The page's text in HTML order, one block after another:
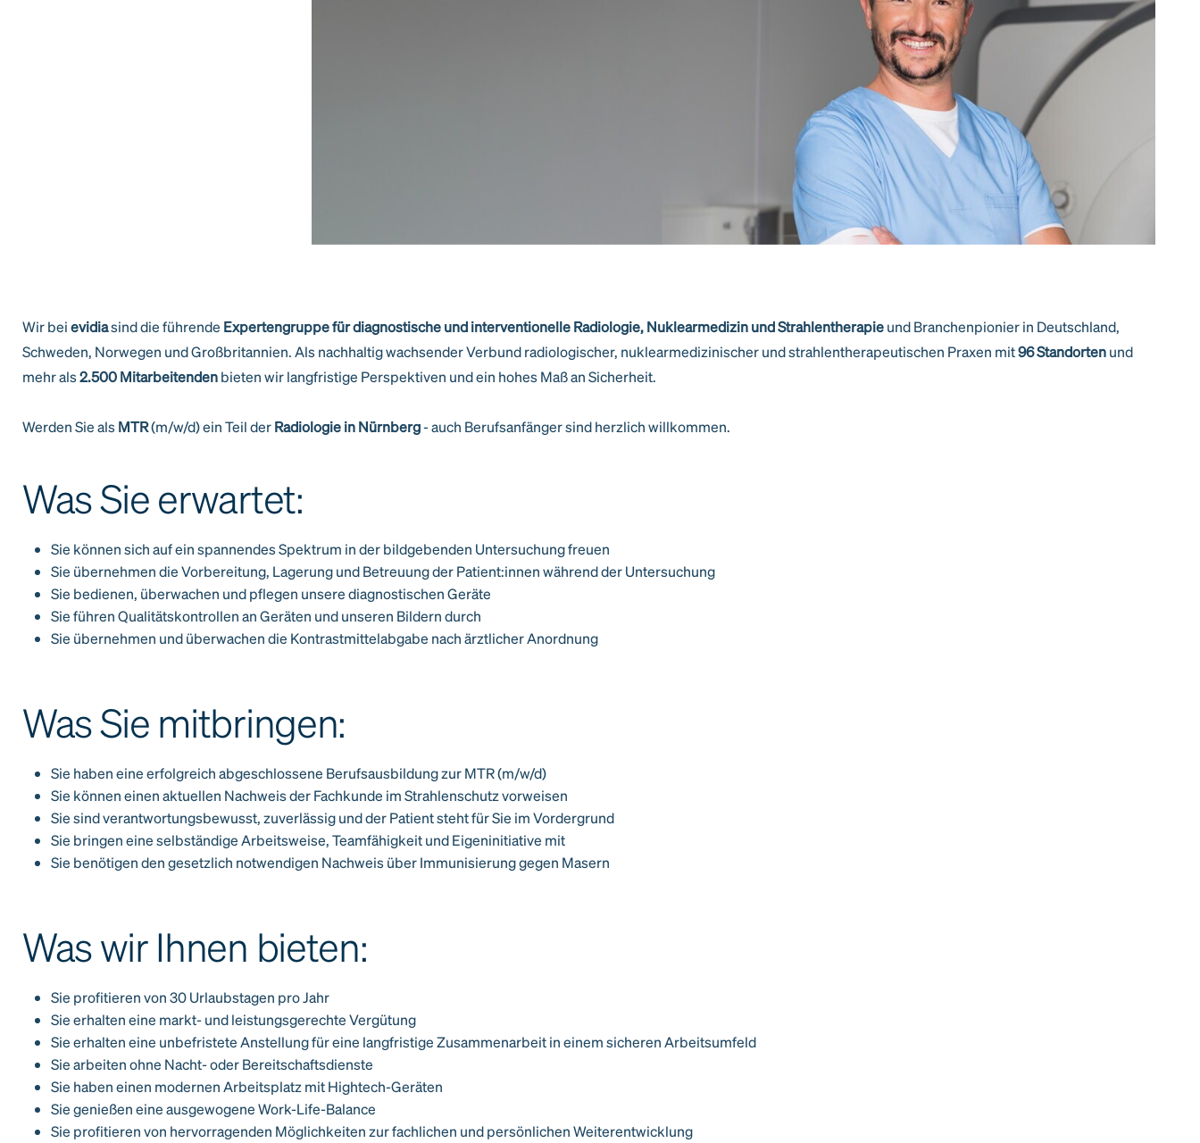
Wir beievidiasind die führende Expertengruppe für diagnostische und interventionelle Radiologie, Nuklearmedizin und Strahlentherapieund Branchenpionier in Deutschland,
Schweden, Norwegen und Großbritannien. Als nachhaltig wachsender Verbund radiologischer, nuklearmedizinischer und strahlentherapeutischen Praxen mit96 Standortenund
mehr als2.500 Mitarbeitendenbieten wir langfristige Perspektiven und ein hohes Maß an Sicherheit.
Werden Sie alsMTR(m/w/d) ein Teil derRadiologie in Nürnberg- auch Berufsanfänger sind herzlich willkommen.
Was Sie erwartet:
Sie können sich auf ein spannendes Spektrum in der bildgebenden Untersuchung freuen
Sie übernehmen die Vorbereitung, Lagerung und Betreuung der Patient:innen während der Untersuchung
Sie bedienen, überwachen und pflegen unsere diagnostischen Geräte
Sie führen Qualitätskontrollen an Geräten und unseren Bildern durch
Sie übernehmen und überwachen die Kontrastmittelabgabe nach ärztlicher Anordnung
Was Sie mitbringen:
Sie haben eine erfolgreich abgeschlossene Berufsausbildung zur MTR (m/w/d)
Sie können einen aktuellen Nachweis der Fachkunde im Strahlenschutz vorweisen
Sie sind verantwortungsbewusst, zuverlässig und der Patient steht für Sie im Vordergrund
Sie bringen eine selbständige Arbeitsweise, Teamfähigkeit und Eigeninitiative mit
Sie benötigen den gesetzlich notwendigen Nachweis über Immunisierung gegen Masern
Was wir Ihnen bieten:
Sie profitieren von 30 Urlaubstagen pro Jahr
Sie erhalten eine markt- und leistungsgerechte Vergütung
Sie erhalten eine unbefristete Anstellung für eine langfristige Zusammenarbeit in einem sicheren Arbeitsumfeld
Sie arbeiten ohne Nacht- oder Bereitschaftsdienste
Sie haben einen modernen Arbeitsplatz mit Hightech-Geräten
Sie genießen eine ausgewogene Work-Life-Balance
Sie profitieren von hervorragenden Möglichkeiten zur fachlichen und persönlichen Weiterentwicklung